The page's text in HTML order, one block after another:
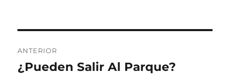
de
ANTERIOR
Entrada
¿Pueden Salir Al Parque?